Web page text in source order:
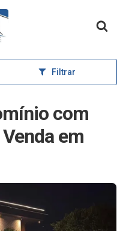
inicial
Filtrar
com
em